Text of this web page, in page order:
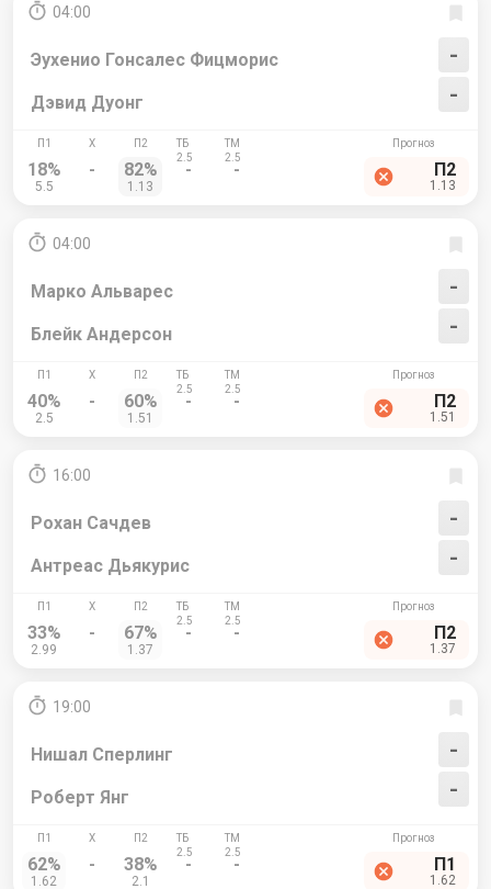
04:00
Эухенио Гонсалес Фицморис
-
-
Дэвид Дуонг
18%
5.5
- 82%
1.13
- - П2
1.13
04:00
Марко Альварес
-
-
Блейк Андерсон
40%
2.5
- 60%
1.51
- - П2
1.51
16:00
Рохан Сачдев
-
-
Антреас Дьякурис
33%
2.99
- 67%
1.37
- - П2
1.37
19:00
Нишал Сперлинг
-
-
Роберт Янг
62%
1.62
- 38%
2.1
- - П1
1.62